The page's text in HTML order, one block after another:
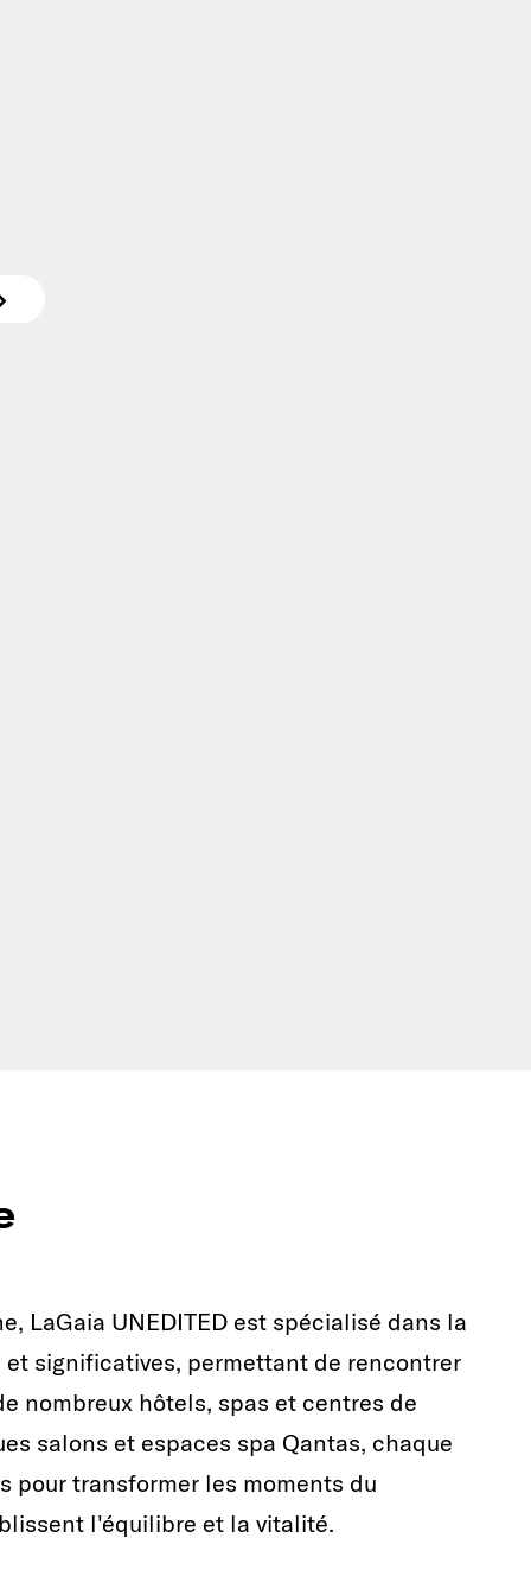
LaGaia UNEDITED est spécialisé dans la
significatives, permettant de rencontrer
nombreux hôtels, spas et centres de
salons et espaces spa Qantas, chaque
pour transformer les moments du
l'équilibre et la vitalité.